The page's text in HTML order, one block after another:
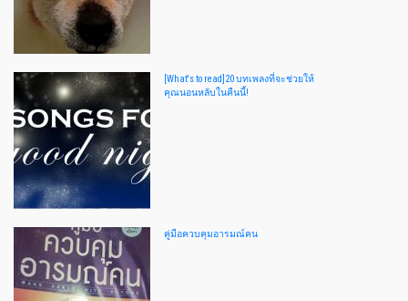
[What's to read]20 บทเพลงที่จะช่วยให้
คุณนอนหลับในคืนนี้!
คู่มือควบคุมอารมณ์คน